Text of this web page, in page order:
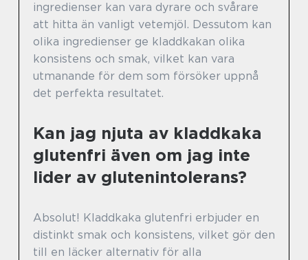
ingredienser kan vara dyrare och svårare
att hitta än vanligt vetemjöl. Dessutom kan
olika ingredienser ge kladdkakan olika
konsistens och smak, vilket kan vara
utmanande för dem som försöker uppnå
det perfekta resultatet.
Kan jag njuta av kladdkaka
glutenfri även om jag inte
lider av glutenintolerans?
Absolut! Kladdkaka glutenfri erbjuder en
distinkt smak och konsistens, vilket gör den
till en läcker alternativ för alla